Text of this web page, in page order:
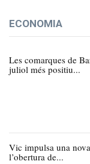
ECONOMIA
Les comarques de
juliol més positiu...
Vic impulsa una
l’obertura de...